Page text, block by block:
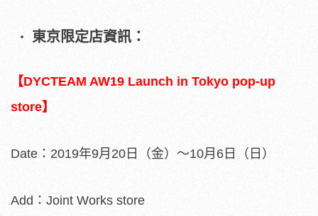
東京限定店資訊：
【DYCTEAM AW19 Launch in Tokyo pop-up
store】
Date：2019年9月20日（金）〜10月6日（日）
Add：Joint Works store